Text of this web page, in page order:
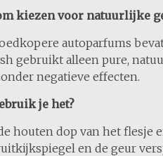
kiezen voor natuurlijke
autoparfums
gebruikt alleen pure,
negatieve effecten.
je het?
houten dop van het flesje
en de geur